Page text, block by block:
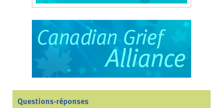
Questions-réponses